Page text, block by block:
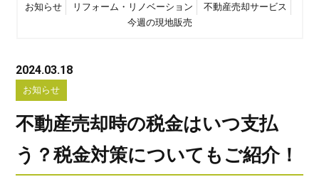
お知らせ リフォーム・リノベーション
不動産売却サービス
今週の現地販売
2024.03.18
お知らせ
不動産売却時の税金はいつ支払
う？税金対策についてもご紹介！